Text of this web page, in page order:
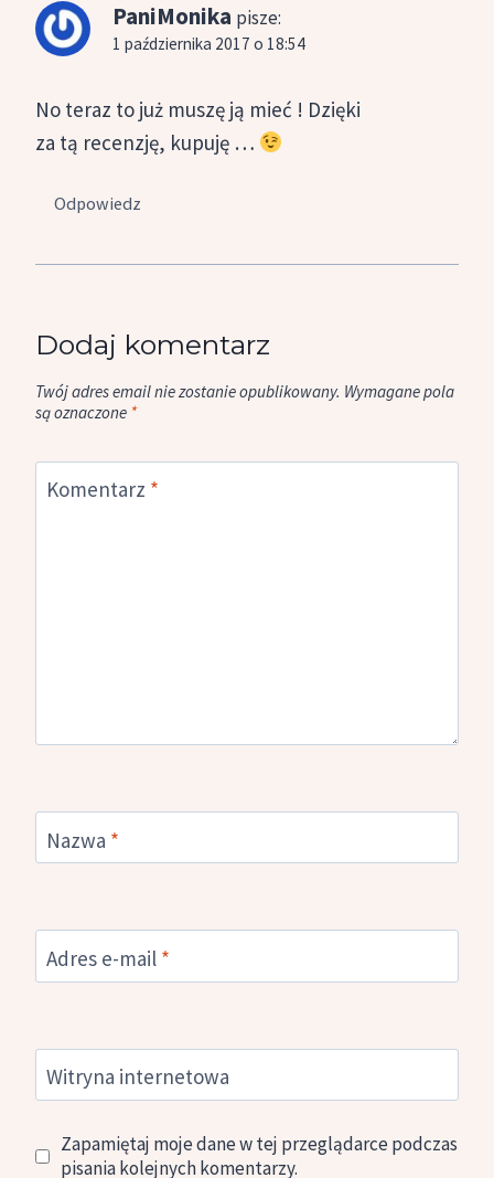
PaniMonika pisze:
1 października 2017 o 18:54
No teraz to już muszę ją mieć ! Dzięki
za tą recenzję, kupuję …
Odpowiedz
Dodaj komentarz
Twój adres email nie zostanie opublikowany. Wymagane pola
są oznaczone *
Komentarz *
Nazwa *
Adres e-mail *
Witryna internetowa
Zapamiętaj moje dane w tej przeglądarce podczas
pisania kolejnych komentarzy.